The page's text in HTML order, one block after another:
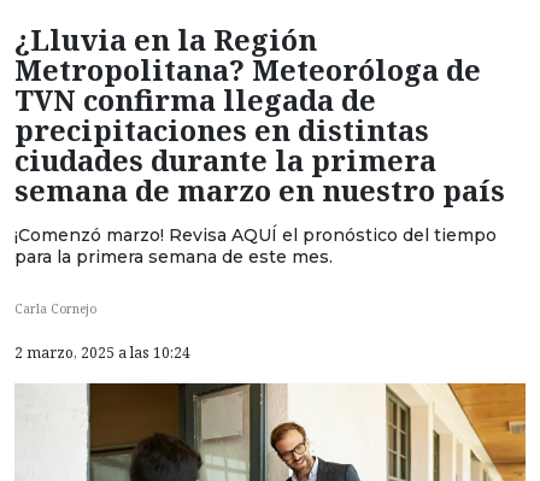
¿Lluvia en la Región
Metropolitana? Meteoróloga de
TVN confirma llegada de
precipitaciones en distintas
ciudades durante la primera
semana de marzo en nuestro país
¡Comenzó marzo! Revisa AQUÍ el pronóstico del tiempo
para la primera semana de este mes.
Carla Cornejo
2 marzo, 2025 a las 10:24